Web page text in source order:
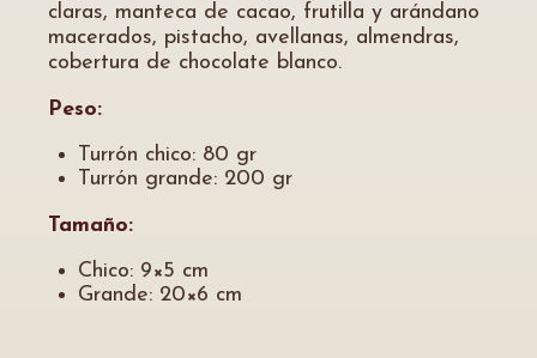
claras, manteca de cacao, frutilla y arándano
macerados, pistacho, avellanas, almendras,
cobertura de chocolate blanco.
Peso:
Turrón chico: 80 gr
Turrón grande: 200 gr
Tamaño:
Chico: 9×5 cm
Grande: 20×6 cm